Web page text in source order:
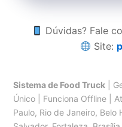
Dúvidas? Fale
Site:
Sistema de Food Truck |
Único | Funciona Offline |
Paulo, Rio de Janeiro,